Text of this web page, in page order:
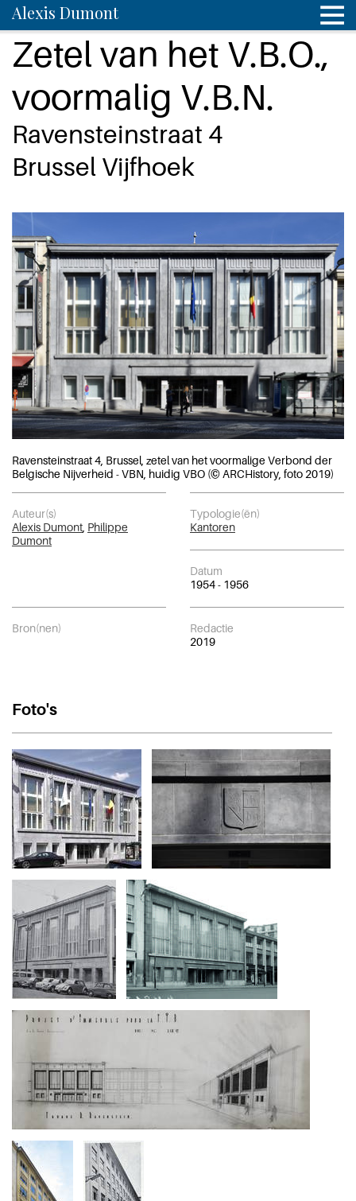
Alexis Dumont
Zetel van het V.B.O.,
voormalig V.B.N.
Ravensteinstraat 4
Brussel Vijfhoek
Ravensteinstraat 4, Brussel, zetel van het voormalige Verbond der
Belgische Nijverheid - VBN, huidig VBO (© ARCHistory, foto 2019)
Auteur(s)
Alexis Dumont Philippe
Dumont
Typologie(ën)
Kantoren
Datum
1954 - 1956
Bron(nen)
Redactie
2019
Foto's